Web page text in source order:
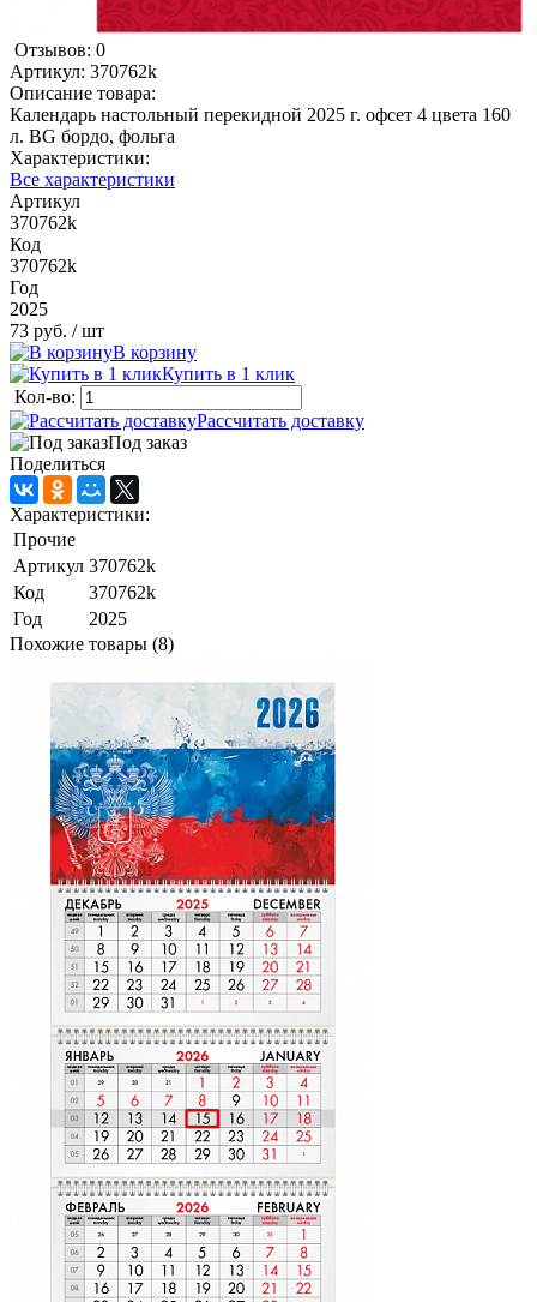
Отзывов: 0
Артикул: 370762k
Описание товара:
Календарь настольный перекидной 2025 г. офсет 4 цвета 160
л. BG бордо, фольга
Характеристики:
Все характеристики
Артикул
370762k
Код
370762k
Год
2025
73 руб. / шт
В корзину
Купить в 1 клик
Кол-во:
Рассчитать доставку
Под заказ
Поделиться
Характеристики:
Прочие
Артикул 370762k
Код
370762k
Год
2025
Похожие товары (8)